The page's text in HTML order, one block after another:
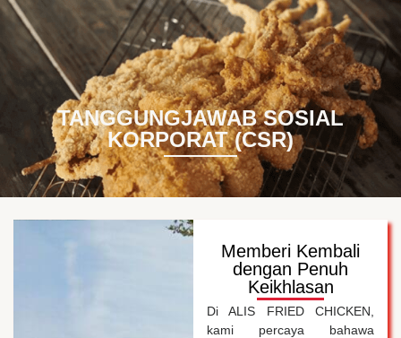
EN
TANGGUNGJAWAB SOSIAL
KORPORAT (CSR)
Memberi Kembali
dengan Penuh
Keikhlasan
Di ALIS FRIED CHICKEN,
kami percaya bahawa